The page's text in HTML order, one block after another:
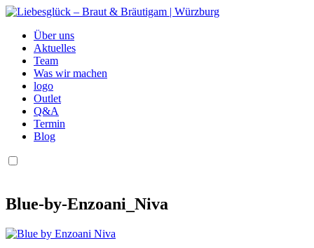
Über uns
Aktuelles
Team
Was wir machen
logo
Outlet
Q&A
Termin
Blog
Blue-by-Enzoani_Niva